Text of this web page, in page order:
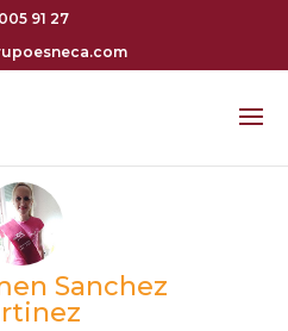
91 27
Sanchez